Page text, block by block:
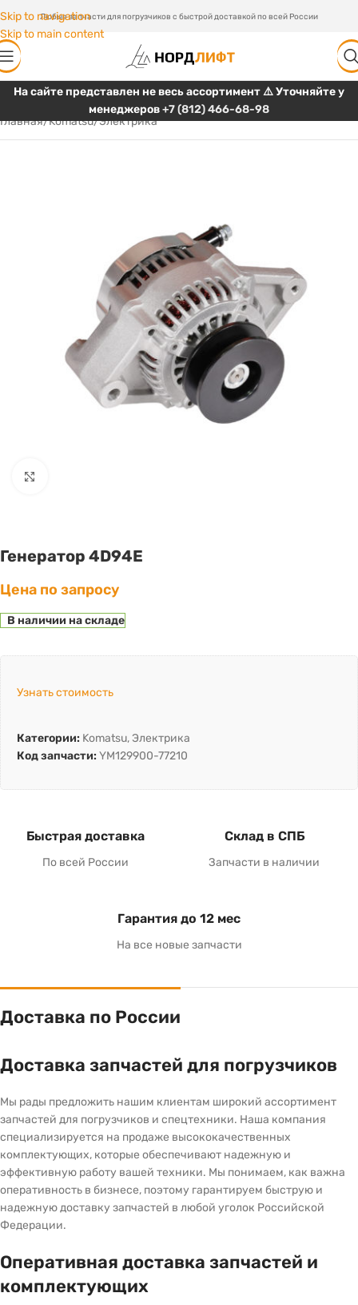
Skip to navigation
Skip to main content
Любые запчасти для погрузчиков с быстрой доставкой по всей России
На сайте представлен не весь ассортимент ⚠️ Уточняйте у
менеджеров+7 (812) 466-68-98
Главная/Komatsu/Электрика
Генератор 4D94E
Цена по запросу
В наличии на складе
Узнать стоимость
Категории: Komatsu,Электрика
Код запчасти: YM129900-77210
Быстрая доставка
По всей России
Склад в СПБ
Запчасти в наличии
Гарантия до 12 мес
На все новые запчасти
Доставка по России
Доставка запчастей для погрузчиков
Мы рады предложить нашим клиентам широкий ассортимент
запчастей для погрузчиков и спецтехники. Наша компания
специализируется на продаже высококачественных
комплектующих, которые обеспечивают надежную и
эффективную работу вашей техники. Мы понимаем, как важна
оперативность в бизнесе, поэтому гарантируем быструю и
надежную доставку запчастей в любой уголок Российской
Федерации.
Оперативная доставка запчастей и
комплектующих